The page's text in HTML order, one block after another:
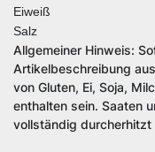
Eiweiß
Salz
Allgemeiner Hinweis:
Artikelbeschreibung
von Gluten, Ei, Soja,
enthalten sein. Saaten
vollständig durcherhitzt